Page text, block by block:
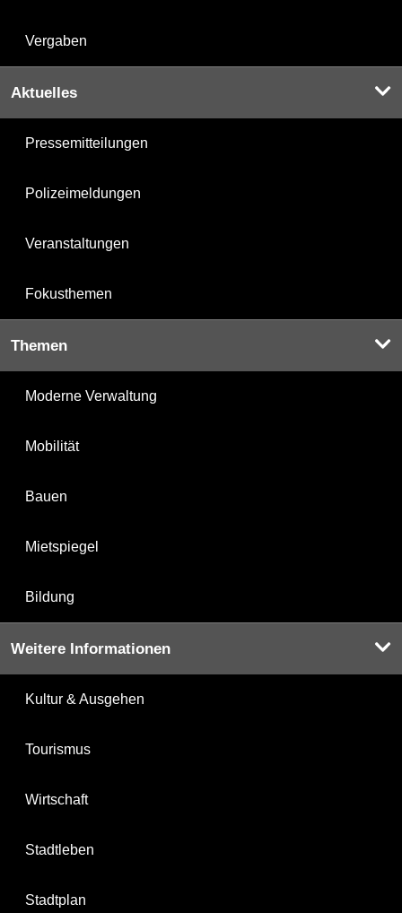
Vergaben
Aktuelles
Pressemitteilungen
Polizeimeldungen
Veranstaltungen
Fokusthemen
Themen
Moderne Verwaltung
Mobilität
Bauen
Mietspiegel
Bildung
Weitere Informationen
Kultur & Ausgehen
Tourismus
Wirtschaft
Stadtleben
Stadtplan